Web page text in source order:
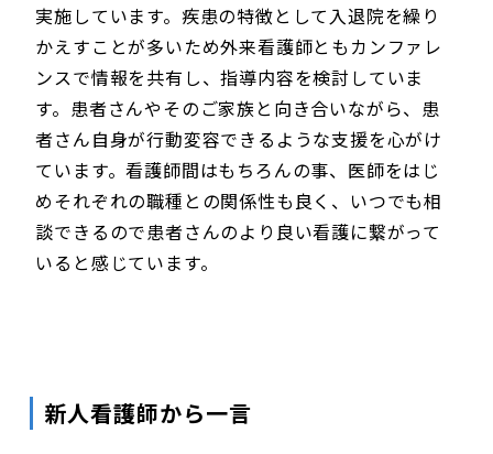
実施しています。疾患の特徴として入退院を繰り
かえすことが多いため外来看護師ともカンファレ
ンスで情報を共有し、指導内容を検討していま
す。患者さんやそのご家族と向き合いながら、患
者さん自身が行動変容できるような支援を心がけ
ています。看護師間はもちろんの事、医師をはじ
めそれぞれの職種との関係性も良く、いつでも相
談できるので患者さんのより良い看護に繋がって
いると感じています。
新人看護師から一言